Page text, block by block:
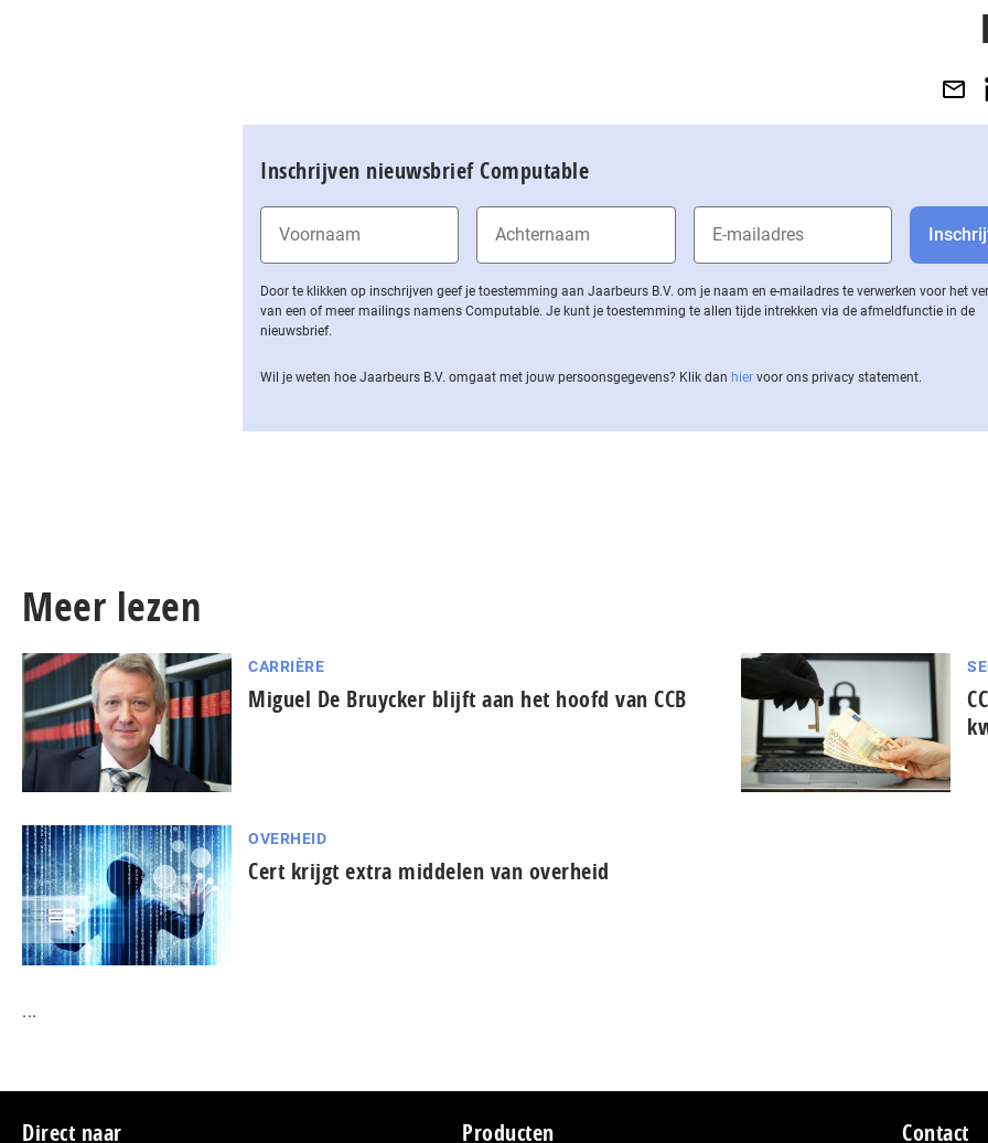
Inschrijven nieuwsbrief Computable
Door te klikken op inschrijven geef je toestemming aan Jaarbeurs B.V. om je naam en e-mailadres te verwerken voor het
van een of meer mailings namens Computable. Je kunt je toestemming te allen tijde intrekken via de af­meld­func­tie in de
nieuwsbrief.
Wil je weten hoe Jaarbeurs B.V. omgaat met jouw per­soons­ge­ge­vens? Klik dan hier voor ons privacy statement.
Meer lezen
CARRIÈRE
Miguel De Bruycker blijft aan het hoofd van CCB
OVERHEID
Cert krijgt extra middelen van overheid
...
Direct naar Producten Contact